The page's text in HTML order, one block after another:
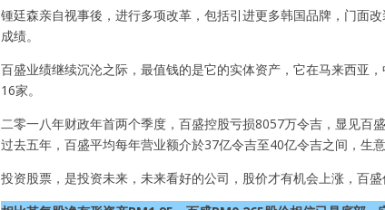
锺廷森亲自视事後，进行多项改革，包括引进更多韩国品牌，门面
成绩。
百盛业绩继续沉沦之际，最值钱的是它的实体资产，它在马来西亚
16家。
二零一八年财政年首两个季度，百盛控股亏损8057万令吉，显见百盛
过去五年，百盛平均每年营业额介於37亿令吉至40亿令吉之间，生
投资股票，是投资未来，未来看好的公司，股价才有机会上涨，百盛